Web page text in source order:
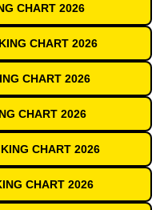
CHART 2026
CHART 2026
CHART 2026
CHART 2026
CHART 2026
CHART 2026